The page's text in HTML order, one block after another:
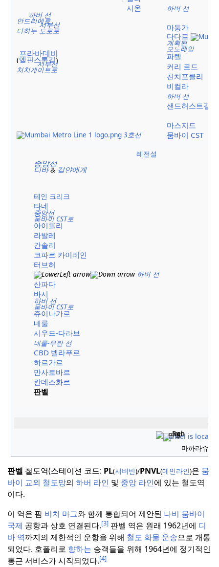
시온
하버 선
하버 선
안드리에로
서부선
다하누 도로로
마퉁가
다다르
계획된
모노레일
프라바데비
(엘핀스톤길) 파렐
서부선
처치게이트로
커리 로드
친치포클리
비컬라
하버 선
샌드허스트길
마스지드
3호선 뭄바이 CST
레전설
중앙선
디바& 칼얀에게
테인 크리크
타네
중앙선
뭄바이 CST로
아이롤리
라발레
간솔리
코파르 카이레인
터브허
하버 선
산파다
바시
하버 선
뭄바이 CST로
쥬이나가르
네룰
시우드-다라브
네룰-우란 선
CBD 벨라푸르
하르가르
만사로바르
칸데스화르
판벨
판벨
마하라슈트
판벨 철도역(스테이션 코드: PL(서버반)/PNVL(메인라인)은 뭄
바이 교외 철도망의 하버 라인 및 중앙 라인에 있는 철도역
이다.
이 역은 팜 비치 마그와 함께 통합되어 제안된 나비 뭄바이
국제 공항과 상호 연결된다.[3] 판벨 역은 원래 1962년에 디
바 역까지의 제한적인 운항을 위해 철도 화물 운송으로 개통
되었다. 호폴리로 향하는 승객들을 위해 1964년에 정기적인
통근 서비스가 시작되었다.[4]